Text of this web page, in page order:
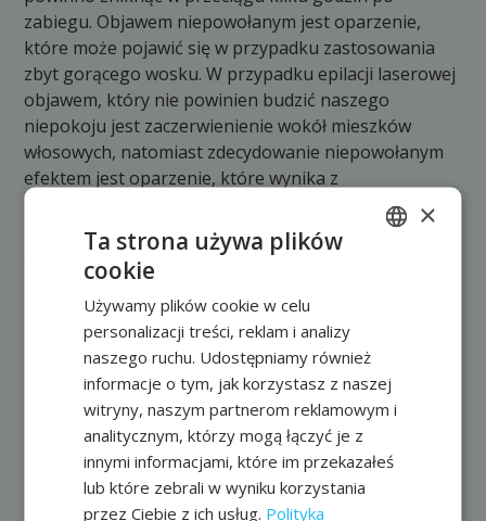
zabiegu. Objawem niepowołanym jest oparzenie,
które może pojawić się w przypadku zastosowania
zbyt gorącego wosku. W przypadku epilacji laserowej
objawem, który nie powinien budzić naszego
niepokoju jest zaczerwienienie wokół mieszków
włosowych, natomiast zdecydowanie niepowołanym
efektem jest oparzenie, które wynika z
nieprawidłowego doboru parametrów zabiegowych.
Kolejnym efektem ubocznym, który może się pojawić
są zmiany pigmentacyjne, które pojawiają się jeżeli
nie będziemy unikać ekspozycji na słońce w przeciągu
miesiąca od zabiegu.
Teraz już wybór będzie znacznie prostszy!
Poprzedni wpis Następny wpis
×
Ta strona używa plików
cookie
Używamy plików cookie w celu
personalizacji treści, reklam i analizy
naszego ruchu. Udostępniamy również
informacje o tym, jak korzystasz z naszej
witryny, naszym partnerom reklamowym i
analitycznym, którzy mogą łączyć je z
innymi informacjami, które im przekazałeś
lub które zebrali w wyniku korzystania
przez Ciebie z ich usług. Polityka